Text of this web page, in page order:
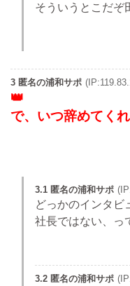
そういうとこだぞ
3 匿名の浦和サポ
で、いつ辞めてく
3.1 匿名の浦和サポ
どっかのインタビ
社長ではない、っ
3.2 匿名の浦和サポ